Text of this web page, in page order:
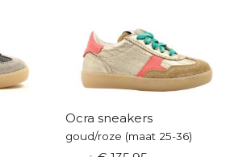
Ocra sneakers
goud/roze (maat 25-36)